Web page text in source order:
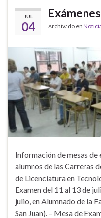
JUL
04 Archivado en
Información de mesas de
alumnos de las Carreras
de Licenciatura en
Examen del 11 al 13 de
julio, en Alumnado de la
San Juan). – Mesa de